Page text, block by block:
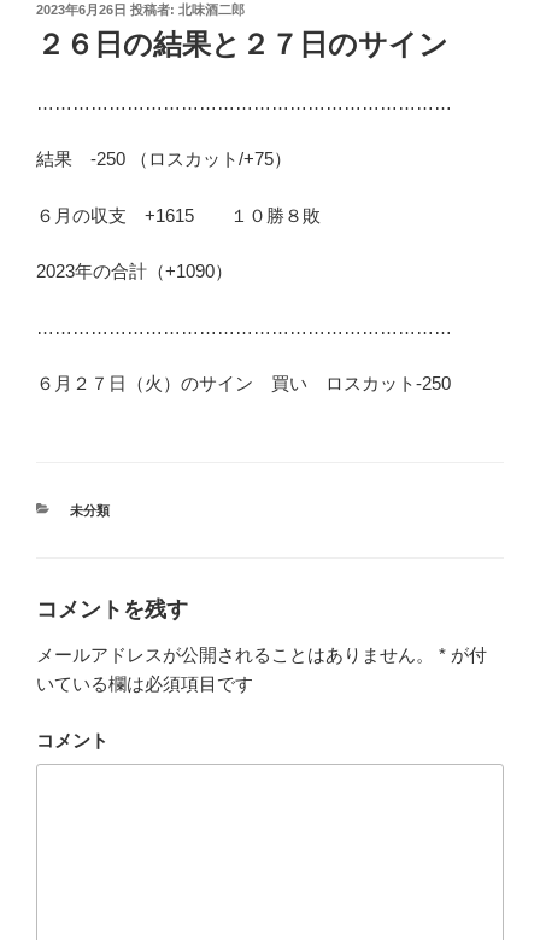
投
稿
日:
2023年6月26日 投稿者: 北味酒二郎
２６日の結果と２７日のサイン
……………………………………………………………
結果 -250 （ロスカット/+75）
６月の収支 +1615 １０勝８敗
2023年の合計（+1090）
……………………………………………………………
６月２７日（火）のサイン 買い ロスカット-250
カ
ー
未分類
コメントを残す
メールアドレスが公開されることはありません。 * が付
いている欄は必須項目です
コメント